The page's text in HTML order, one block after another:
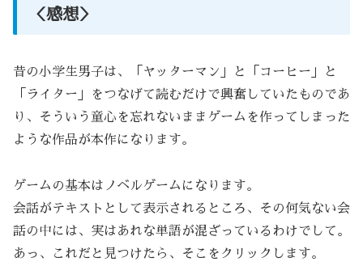
＜感想＞
昔の小学生男子は、「ヤッターマン」と「コーヒー」と
「ライター」をつなげて読むだけで興奮していたものであ
り、そういう童心を忘れないままゲームを作ってしまった
ような作品が本作になります。
ゲームの基本はノベルゲームになります。
会話がテキストとして表示されるところ、その何気ない会
話の中には、実はあれな単語が混ざっているわけでして。
あっ、これだと見つけたら、そこをクリックします。